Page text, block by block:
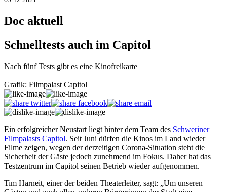
Doc aktuell
Schnelltests auch im Capitol
Nach fünf Tests gibt es eine Kinofreikarte
Grafik: Filmpalast Capitol
Ein erfolgreicher Neustart liegt hinter dem Team des Schweriner
Filmpalasts Capitol. Seit Juni dürfen die Kinos im Land wieder
Filme zeigen, wegen der derzeitigen Corona-Situation steht die
Sicherheit der Gäste jedoch zunehmend im Fokus. Daher hat das
Testzentrum im Capitol seinen Betrieb wieder aufgenommen.
Tim Harneit, einer der beiden Theaterleiter, sagt: „Um unseren